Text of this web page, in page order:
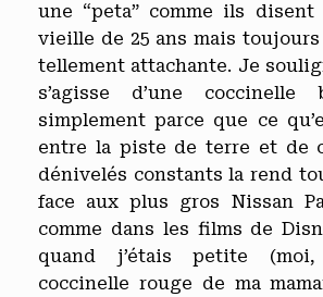
une “peta” comme ils
vieille de 25 ans mais
tellement attachante. Je
s’agisse d’une coccinelle
simplement parce que ce
entre la piste de terre et de
dénivelés constants la rend
face aux plus gros Nissan
comme dans les films de
quand j’étais petite (moi,
coccinelle rouge de ma